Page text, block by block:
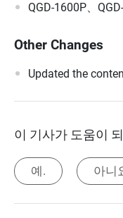
QGD-1600P、
Other Changes
Updated the
이 기사가 도움이
예. 아니